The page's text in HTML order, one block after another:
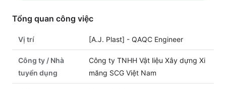
Tổng quan công việc
Vị trí [A.J. Plast] - QAQC Engineer
Công ty / Nhà
tuyển dụng
Công ty TNHH Vật liệu Xây dựng Xi
măng SCG Việt Nam